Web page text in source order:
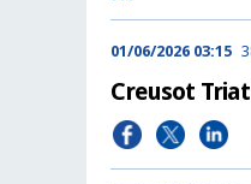
01/06/2026 03:15
Creusot